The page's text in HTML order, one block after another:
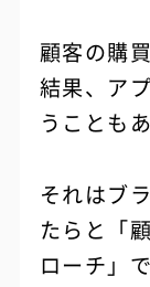
顧客の購
結果、ア
うことも
それはブ
たらと「
ローチ」で